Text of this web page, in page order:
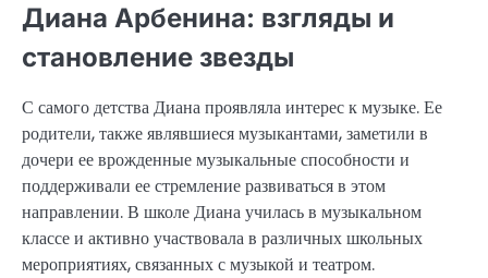
Диана Арбенина: взгляды и
становление звезды
С самого детства Диана проявляла интерес к музыке. Ее
родители, также являвшиеся музыкантами, заметили в
дочери ее врожденные музыкальные способности и
поддерживали ее стремление развиваться в этом
направлении. В школе Диана училась в музыкальном
классе и активно участвовала в различных школьных
мероприятиях, связанных с музыкой и театром.